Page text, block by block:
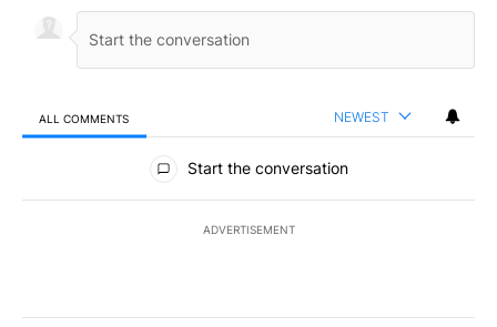
ALL COMMENTS NEWEST
All Comments
Start the conversation
ADVERTISEMENT